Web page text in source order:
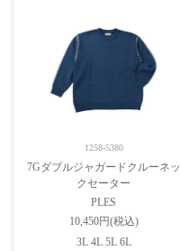
1258-5380
7Gダブルジャガードクルーネッ
クセーター
PLES
10,450円(税込)
3L 4L 5L 6L